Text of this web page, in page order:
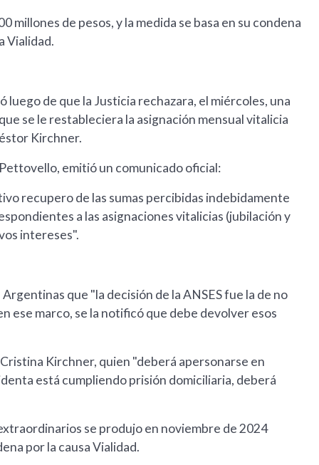
millones de pesos, y la medida se basa en su condena
Vialidad.
de que la Justicia rechazara, el miércoles, una
se le restableciera la asignación mensual vitalicia
Kirchner.
emitió un comunicado oficial:
recupero de las sumas percibidas indebidamente
a las asignaciones vitalicias (jubilación y
intereses".
que "la decisión de la ANSES fue la de no
ese marco, se la notificó que debe devolver esos
Kirchner, quien "deberá apersonarse en
está cumpliendo prisión domiciliaria, deberá
se produjo en noviembre de 2024
por la causa Vialidad.